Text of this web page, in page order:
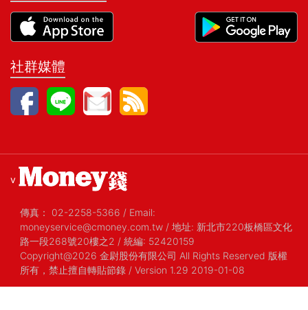
社群媒體
v
傳真： 02-2258-5366 / Email:
moneyservice@cmoney.com.tw / 地址: 新北市220板橋區文化
路一段268號20樓之2 / 統編: 52420159
Copyright@2026 金尉股份有限公司 All Rights Reserved 版權
所有，禁止擅自轉貼節錄 / Version 1.29 2019-01-08